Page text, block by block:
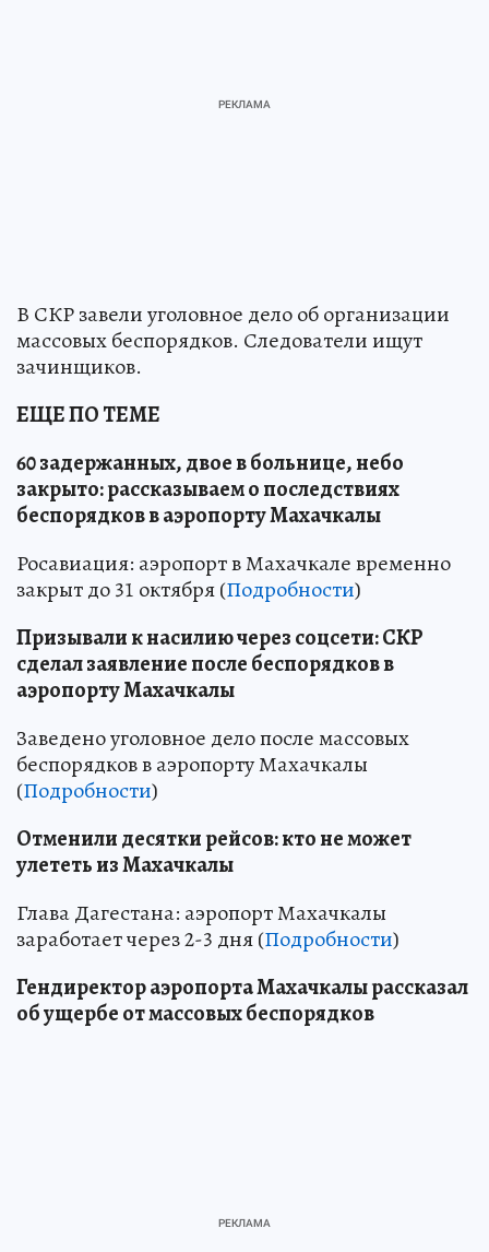
В СКР завели уголовное дело об организации
массовых беспорядков. Следователи ищут
зачинщиков.
ЕЩЕ ПО ТЕМЕ
60 задержанных, двое в больнице, небо
закрыто: рассказываем о последствиях
беспорядков в аэропорту Махачкалы
Росавиация: аэропорт в Махачкале временно
закрыт до 31 октября (Подробности)
Призывали к насилию через соцсети: СКР
сделал заявление после беспорядков в
аэропорту Махачкалы
Заведено уголовное дело после массовых
беспорядков в аэропорту Махачкалы
(Подробности)
Отменили десятки рейсов: кто не может
улететь из Махачкалы
Глава Дагестана: аэропорт Махачкалы
заработает через 2-3 дня (Подробности)
Гендиректор аэропорта Махачкалы рассказал
об ущербе от массовых беспорядков